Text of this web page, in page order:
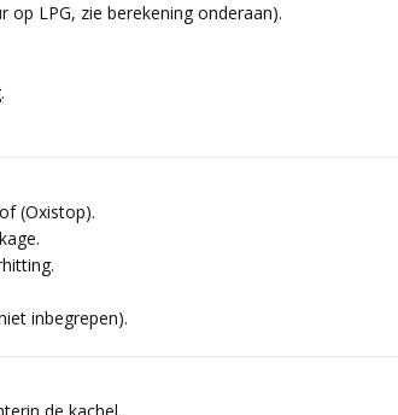
op LPG, zie berekening onderaan).
(Oxistop).
inbegrepen).